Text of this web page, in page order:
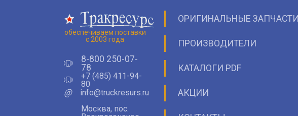
обеспечиваем поставки
с 2003 года
8-800 250-07-
78
+7 (485) 411-94-
80
@
info@truckresurs.ru
Москва, пос.
ОРИГИНАЛЬНЫЕ ЗАПЧАСТИ
ПРОИЗВОДИТЕЛИ
КАТАЛОГИ PDF
АКЦИИ